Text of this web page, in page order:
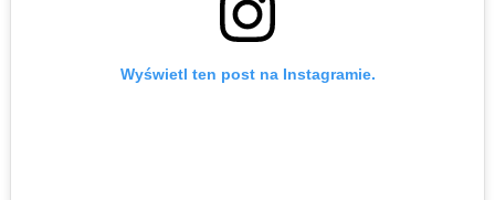
Wyświetl ten post na Instagramie.